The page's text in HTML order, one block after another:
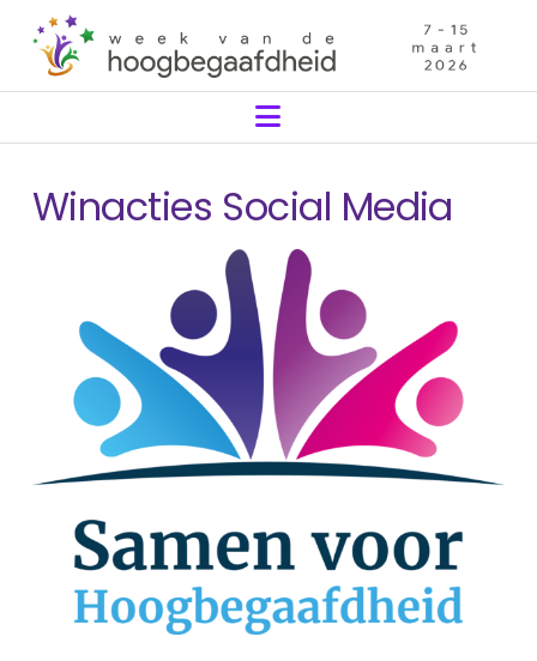
Navigation
Winacties Social Media